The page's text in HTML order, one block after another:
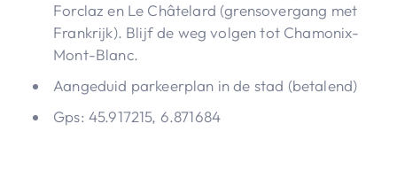
Forclaz en Le Châtelard (grensovergang met
Frankrijk). Blijf de weg volgen tot Chamonix-
Mont-Blanc.
Aangeduid parkeerplan in de stad (betalend)
Gps: 45.917215, 6.871684